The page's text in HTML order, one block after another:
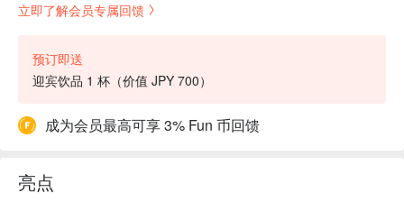
立即了解会员专属回馈
预订即送
迎宾饮品 1 杯（价值 JPY 700）
成为会员最高可享 3% Fun 币回馈
亮点